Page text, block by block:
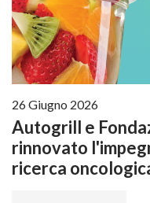
26 Giugno 2026
Autogrill e
rinnovato
ricerca